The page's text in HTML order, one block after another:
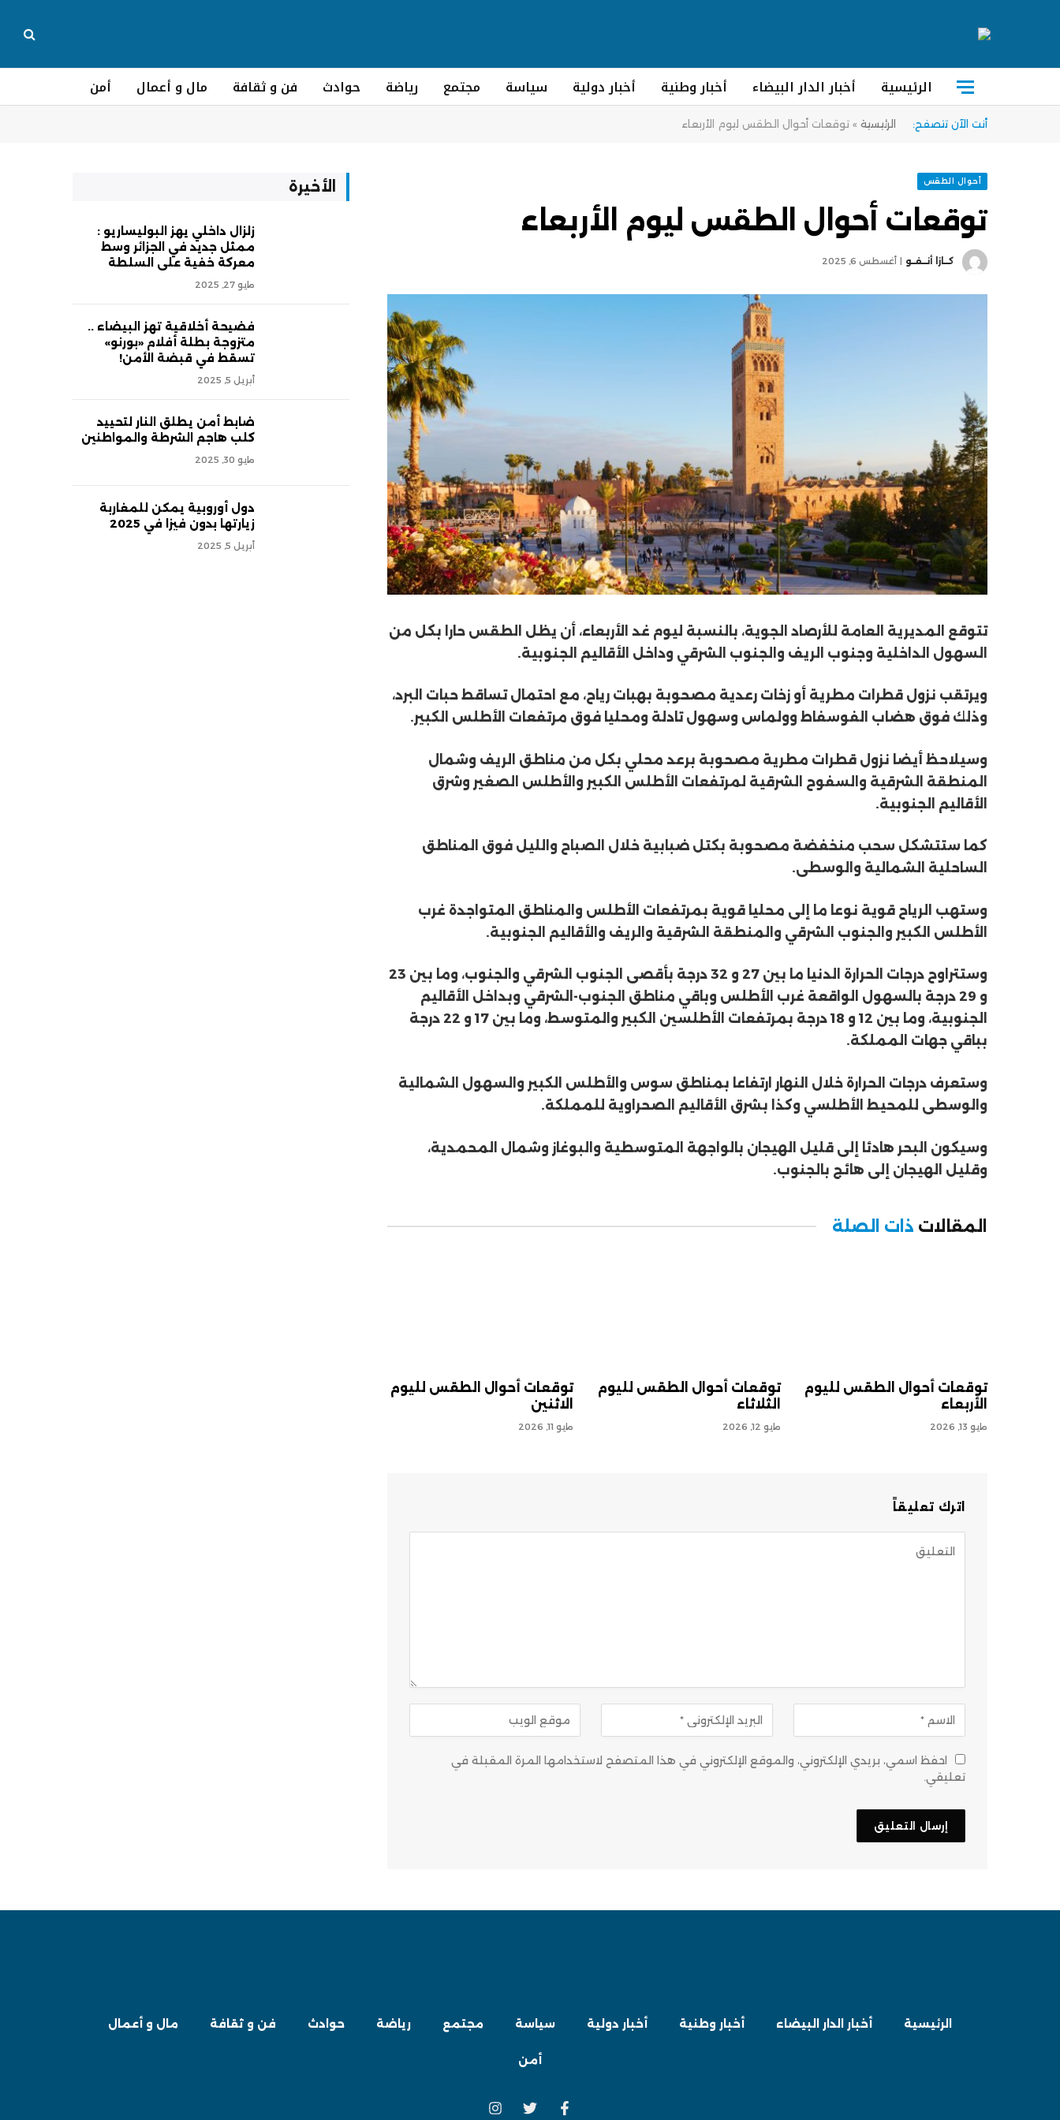
الرئيسية أخبار الدار البيضاء أخبار وطنية أخبار دولية سياسة مجتمع رياضة حوادث فن و ثقافة مال و أعمال أمن
أنت الآن تتصفح: الرئيسية » توقعات أحوال الطقس ليوم الأربعاء
أحوال الطقس
توقعات أحوال الطقس ليوم الأربعاء
كــازا أنــفــو أغسطس 6, 2025
تتوقع المديرية العامة للأرصاد الجوية، بالنسبة ليوم غد الأربعاء، أن يظل الطقس حارا بكل من
السهول الداخلية وجنوب الريف والجنوب الشرقي وداخل الأقاليم الجنوبية.
ويرتقب نزول قطرات مطرية أو زخات رعدية مصحوبة بهبات رياح، مع احتمال تساقط حبات البرد،
وذلك فوق هضاب الفوسفاط وولماس وسهول تادلة ومحليا فوق مرتفعات الأطلس الكبير.
وسيلاحظ أيضا نزول قطرات مطرية مصحوبة برعد محلي بكل من مناطق الريف وشمال
المنطقة الشرقية والسفوح الشرقية لمرتفعات الأطلس الكبير والأطلس الصغير وشرق
الأقاليم الجنوبية.
كما ستتشكل سحب منخفضة مصحوبة بكتل ضبابية خلال الصباح والليل فوق المناطق
الساحلية الشمالية والوسطى.
وستهب الرياح قوية نوعا ما إلى محليا قوية بمرتفعات الأطلس والمناطق المتواجدة غرب
الأطلس الكبير والجنوب الشرقي والمنطقة الشرقية والريف والأقاليم الجنوبية.
وستتراوح درجات الحرارة الدنيا ما بين 27 و 32 درجة بأقصى الجنوب الشرقي والجنوب، وما بين 23
و 29 درجة بالسهول الواقعة غرب الأطلس وباقي مناطق الجنوب-الشرقي وبداخل الأقاليم
الجنوبية، وما بين 12 و 18 درجة بمرتفعات الأطلسين الكبير والمتوسط، وما بين 17 و 22 درجة
بباقي جهات المملكة.
وستعرف درجات الحرارة خلال النهار ارتفاعا بمناطق سوس والأطلس الكبير والسهول الشمالية
والوسطى للمحيط الأطلسي وكذا بشرق الأقاليم الصحراوية للمملكة.
وسيكون البحر هادئا إلى قليل الهيجان بالواجهة المتوسطية والبوغاز وشمال المحمدية،
وقليل الهيجان إلى هائج بالجنوب.
المقالات ذات الصلة
توقعات أحوال الطقس لليوم
الأربعاء
مايو 13, 2026
توقعات أحوال الطقس لليوم
الثلاثاء
مايو 12, 2026
توقعات أحوال الطقس لليوم
الاثنين
مايو 11, 2026
اترك تعليقاً
احفظ اسمي، بريدي الإلكتروني، والموقع الإلكتروني في هذا المتصفح لاستخدامها المرة المقبلة في
تعليقي.
الأخيرة
زلزال داخلي يهز البوليساريو :
ممثل جديد في الجزائر وسط
معركة خفية على السلطة
مايو 27, 2025
فضيحة أخلاقية تهز البيضاء ..
متزوجة بطلة أفلام «بورنو»
تسقط في قبضة الأمن!
أبريل 5, 2025
ضابط أمن يطلق النار لتحييد
كلب هاجم الشرطة والمواطنين
مايو 30, 2025
دول أوروبية يمكن للمغاربة
زيارتها بدون فيزا في 2025
أبريل 5, 2025
الرئيسية أخبار الدار البيضاء أخبار وطنية أخبار دولية سياسة مجتمع رياضة حوادث فن و ثقافة مال و أعمال
أمن